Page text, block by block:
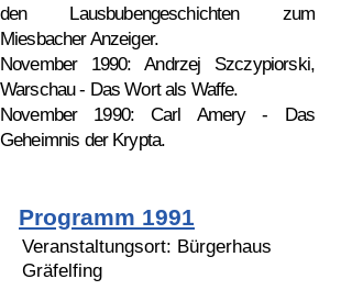
den Lausbubengeschichten zum
Miesbacher Anzeiger.
November 1990: Andrzej Szczypiorski,
Warschau - Das Wort als Waffe.
November 1990: Carl Amery - Das
Geheimnis der Krypta.
Programm 1991
Veranstaltungsort: Bürgerhaus
Gräfelfing